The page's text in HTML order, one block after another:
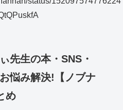
先生の本・SNS・
悩み解決!【ノブナ
め